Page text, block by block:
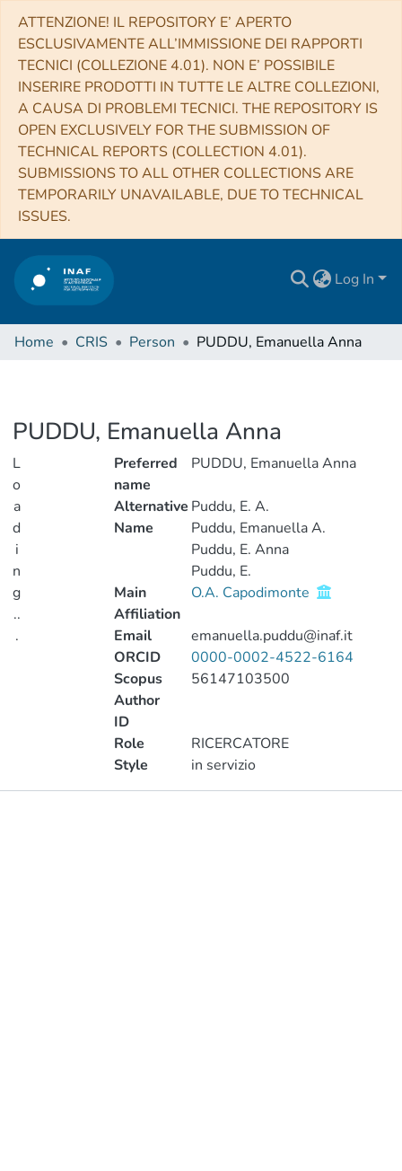
ATTENZIONE! IL REPOSITORY E’ APERTO
ESCLUSIVAMENTE ALL’IMMISSIONE DEI RAPPORTI
TECNICI (COLLEZIONE 4.01). NON E’ POSSIBILE
INSERIRE PRODOTTI IN TUTTE LE ALTRE COLLEZIONI,
A CAUSA DI PROBLEMI TECNICI. THE REPOSITORY IS
OPEN EXCLUSIVELY FOR THE SUBMISSION OF
TECHNICAL REPORTS (COLLECTION 4.01).
SUBMISSIONS TO ALL OTHER COLLECTIONS ARE
TEMPORARILY UNAVAILABLE, DUE TO TECHNICAL
ISSUES.
Log In
Home CRIS Person PUDDU, Emanuella Anna
PUDDU, Emanuella Anna
L
o
a
d
i
n
g
..
.
Preferred
name
PUDDU, Emanuella Anna
Alternative
Name
Puddu, E. A.
Puddu, Emanuella A.
Puddu, E. Anna
Puddu, E.
Main
Affiliation
O.A. Capodimonte
Email
emanuella.puddu@inaf.it
ORCID
0000-0002-4522-6164
Scopus
Author
ID
56147103500
Role
RICERCATORE
Style
in servizio